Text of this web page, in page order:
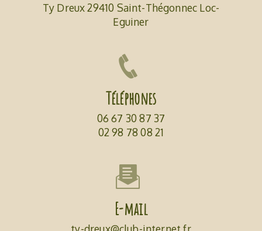
Ty Dreux 29410 Saint-Thégonnec Loc-
Eguiner
Téléphones
06 67 30 87 37
02 98 78 08 21
E-mail